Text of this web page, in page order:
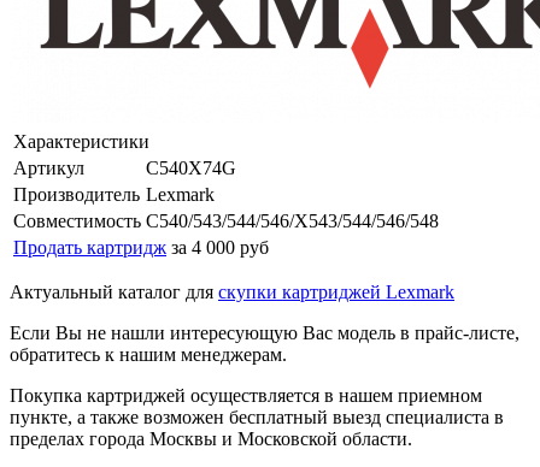
Характеристики
Артикул
C540X74G
Производитель Lexmark
Совместимость C540/543/544/546/X543/544/546/548
Продать картридж за 4 000 руб
Актуальный каталог для скупки картриджей Lexmark
Если Вы не нашли интересующую Вас модель в прайс-листе,
обратитесь к нашим менеджерам.
Покупка картриджей осуществляется в нашем приемном
пункте, а также возможен бесплатный выезд специалиста в
пределах города Москвы и Московской области.